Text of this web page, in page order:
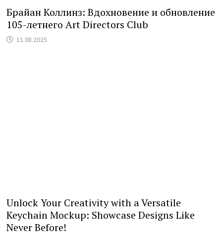
Брайан Коллинз: Вдохновение и обновление
105-летнего Art Directors Club
11.08.2025
Unlock Your Creativity with a Versatile
Keychain Mockup: Showcase Designs Like
Never Before!